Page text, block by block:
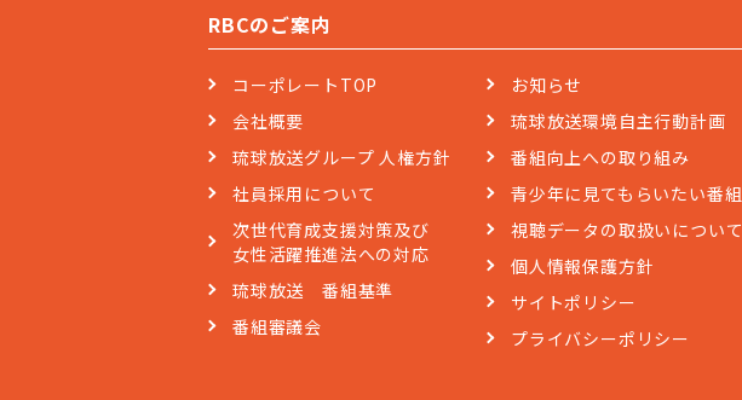
RBCのご案内
コーポレートTOP
会社概要
琉球放送グループ 人権方針
社員採用について
次世代育成支援対策及び
女性活躍推進法への対応
琉球放送 番組基準
番組審議会
お知らせ
琉球放送環境自主行動計画
番組向上への取り組み
青少年に見てもらいたい番組
視聴データの取扱いについて
個人情報保護方針
サイトポリシー
プライバシーポリシー